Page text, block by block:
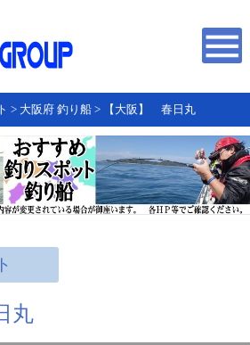
> 大阪府 釣り船 > 【大阪】 春日丸
丸